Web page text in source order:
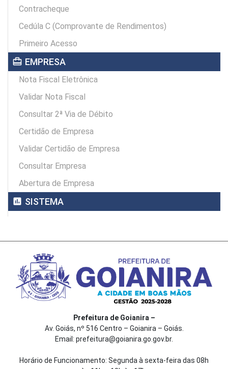
Contracheque
Cedúla C (Comprovante de Rendimentos)
Primeiro Acesso
card_travel EMPRESA
Nota Fiscal Eletrônica
Validar Nota Fiscal
Consultar 2ª Via de Débito
Certidão de Empresa
Validar Certidão de Empresa
Consultar Empresa
Abertura de Empresa
assessment SISTEMA
Prefeitura de Goianira –
Av. Goiás, nº 516 Centro – Goianira – Goiás.
Email: prefeitura@goianira.go.gov.br.
Horário de Funcionamento: Segunda à sexta-feira das 08h